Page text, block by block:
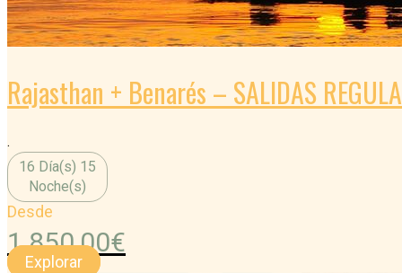
Rajasthan + Benarés – SALIDAS
.
16 Día(s) 15
Noche(s)
Desde
1.850,00€
Explorar